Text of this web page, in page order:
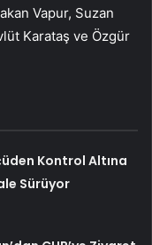
Vapur, Suzan
Karataş ve Özgür
Kontrol Altına
Sürüyor